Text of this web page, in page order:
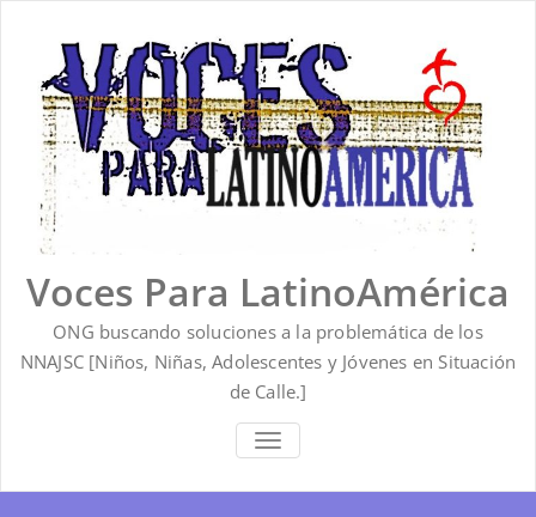
contenido
Voces Para LatinoAmérica
ONG buscando soluciones a la problemática de los
NNAJSC [Niños, Niñas, Adolescentes y Jóvenes en Situación
de Calle.]
ALTERNAR
LA